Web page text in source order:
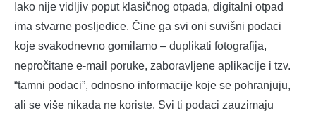
Iako nije vidljiv poput klasičnog otpada, digitalni otpad
ima stvarne posljedice. Čine ga svi oni suvišni podaci
koje svakodnevno gomilamo – duplikati fotografija,
nepročitane e-mail poruke, zaboravljene aplikacije i tzv.
“tamni podaci”, odnosno informacije koje se pohranjuju,
ali se više nikada ne koriste. Svi ti podaci zauzimaju